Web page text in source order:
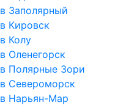
в Заполярный
в Кировск
в Колу
в Оленегорск
в Полярные Зори
в Североморск
в Нарьян-Мар